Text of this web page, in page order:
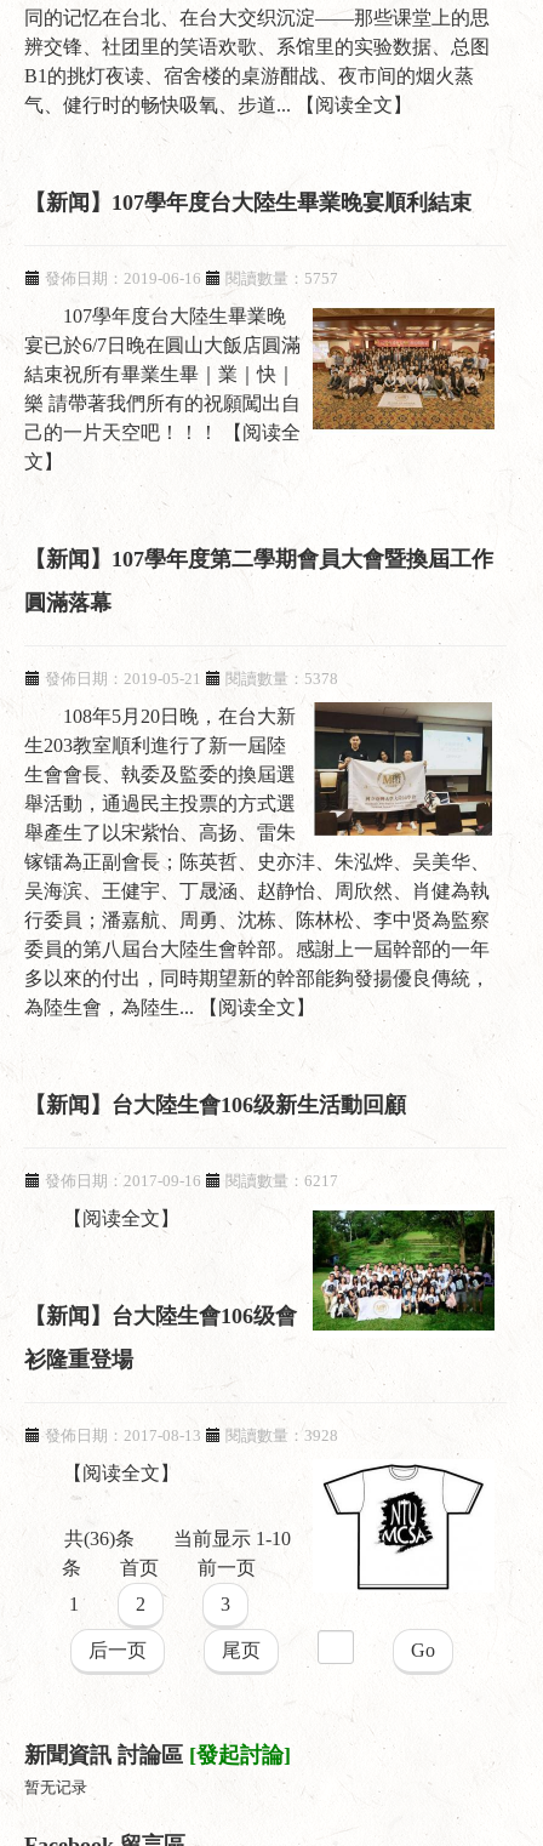
同的记忆在台北、在台大交织沉淀——那些课堂上的思
辨交锋、社团里的笑语欢歌、系馆里的实验数据、总图
B1的挑灯夜读、宿舍楼的桌游酣战、夜市间的烟火蒸
气、健行时的畅快吸氧、步道...
【阅读全文】
【新闻】107學年度台大陸生畢業晚宴順利結束
發佈日期：2019-06-16 閱讀數量：5757
107學年度台大陸生畢業晚
宴已於6/7日晚在圓山大飯店圓滿
結束祝所有畢業生畢｜業｜快｜
樂 請帶著我們所有的祝願闖出自
己的一片天空吧！！！
【阅读全
文】
【新闻】107學年度第二學期會員大會暨換屆工作
圓滿落幕
發佈日期：2019-05-21 閱讀數量：5378
108年5月20日晚，在台大新
生203教室順利進行了新一屆陸
生會會長、執委及監委的換屆選
舉活動，通過民主投票的方式選
舉產生了以宋紫怡、高扬、雷朱
镓镭為正副會長；陈英哲、史亦沣、朱泓烨、吴美华、
吴海滨、王健宇、丁晟涵、赵静怡、周欣然、肖健為執
行委員；潘嘉航、周勇、沈栋、陈林松、李中贤為監察
委員的第八屆台大陸生會幹部。感謝上一屆幹部的一年
多以來的付出，同時期望新的幹部能夠發揚優良傳統，
為陸生會，為陸生...
【阅读全文】
【新闻】台大陸生會106级新生活動回顧
發佈日期：2017-09-16 閱讀數量：6217
【阅读全文】
【新闻】台大陸生會106级會
衫隆重登場
發佈日期：2017-08-13 閱讀數量：3928
【阅读全文】
共(36)条
当前显示 1-10
条
首页
前一页
1
2 3
后一页 尾页 Go
新聞資訊 討論區 [發起討論]
暂无记录